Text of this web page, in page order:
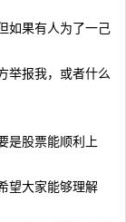
如果有人为了一己
举报我，或者什么
股票能顺利上
望大家能够理解